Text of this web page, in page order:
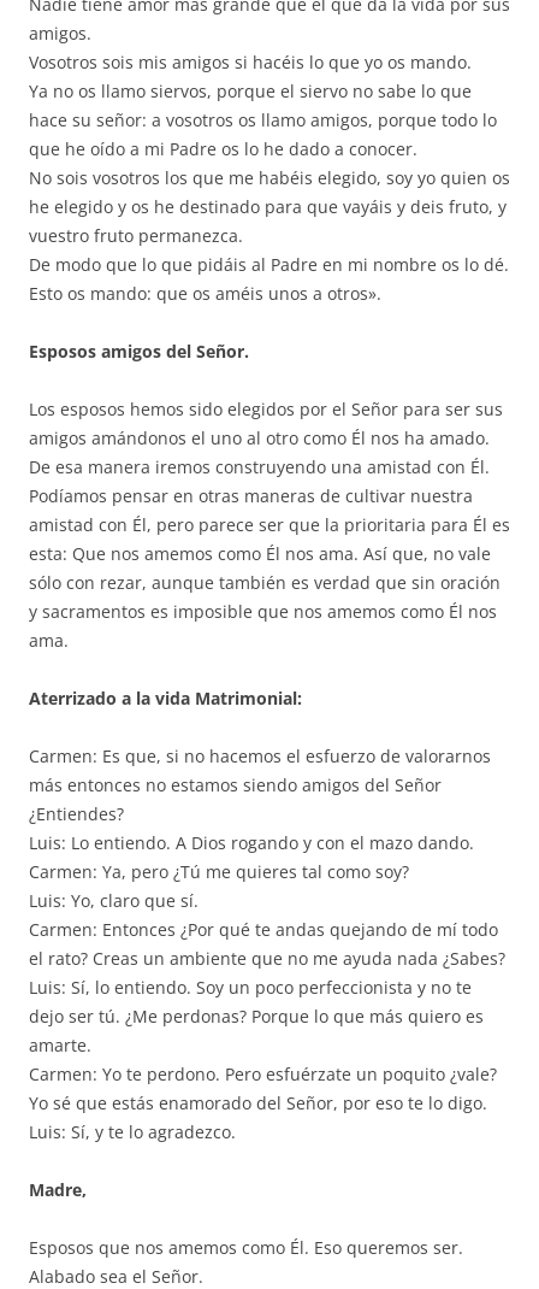
amigos.
Vosotros sois mis amigos si hacéis lo que yo os mando.
Ya no os llamo siervos, porque el siervo no sabe lo que
hace su señor: a vosotros os llamo amigos, porque todo lo
que he oído a mi Padre os lo he dado a conocer.
No sois vosotros los que me habéis elegido, soy yo quien os
he elegido y os he destinado para que vayáis y deis fruto, y
vuestro fruto permanezca.
De modo que lo que pidáis al Padre en mi nombre os lo dé.
Esto os mando: que os améis unos a otros».
Esposos amigos del Señor.
Los esposos hemos sido elegidos por el Señor para ser sus
amigos amándonos el uno al otro como Él nos ha amado.
De esa manera iremos construyendo una amistad con Él.
Podíamos pensar en otras maneras de cultivar nuestra
amistad con Él, pero parece ser que la prioritaria para Él es
esta: Que nos amemos como Él nos ama. Así que, no vale
sólo con rezar, aunque también es verdad que sin oración
y sacramentos es imposible que nos amemos como Él nos
ama.
Aterrizado a la vida Matrimonial:
Carmen: Es que, si no hacemos el esfuerzo de valorarnos
más entonces no estamos siendo amigos del Señor
¿Entiendes?
Luis: Lo entiendo. A Dios rogando y con el mazo dando.
Carmen: Ya, pero ¿Tú me quieres tal como soy?
Luis: Yo, claro que sí.
Carmen: Entonces ¿Por qué te andas quejando de mí todo
el rato? Creas un ambiente que no me ayuda nada ¿Sabes?
Luis: Sí, lo entiendo. Soy un poco perfeccionista y no te
dejo ser tú. ¿Me perdonas? Porque lo que más quiero es
amarte.
Carmen: Yo te perdono. Pero esfuérzate un poquito ¿vale?
Yo sé que estás enamorado del Señor, por eso te lo digo.
Luis: Sí, y te lo agradezco.
Madre,
Esposos que nos amemos como Él. Eso queremos ser.
Alabado sea el Señor.